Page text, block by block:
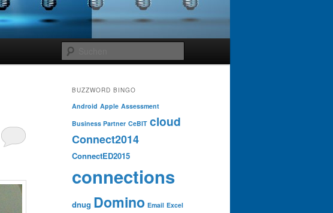
BUZZWORD BINGO
Android Apple Assessment
Business Partner CeBIT cloud
Connect2014
ConnectED2015
connections
dnug Domino Email Excel